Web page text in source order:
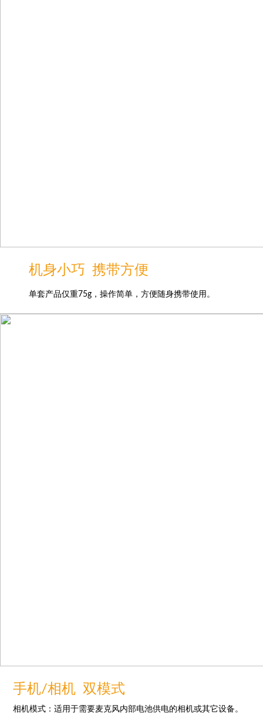
机身小巧 携带方便
单套产品仅重75g，操作简单，方便随身携带使用。
手机/相机 双模式
相机模式：适用于需要麦克风内部电池供电的相机或其它设备。